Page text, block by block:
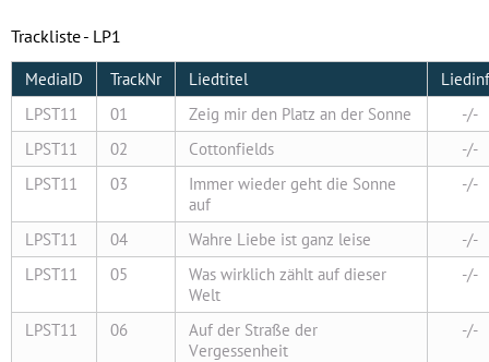
Trackliste - LP1
LPST11 01 Zeig mir den Platz an der Sonne
-/-
LPST11
02 Cottonfields
-/-
LPST11
03
Immer wieder geht die Sonne
auf
-/-
LPST11 04 Wahre Liebe ist ganz leise
-/-
LPST11
05
Was wirklich zählt auf dieser
Welt
-/-
LPST11 06
Auf der Straße der
Vergessenheit
-/-
MediaID TrackNr Liedtitel